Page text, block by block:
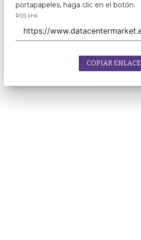
portapapeles, haga clic en el botón.
RSS link
COPIAR ENLACE